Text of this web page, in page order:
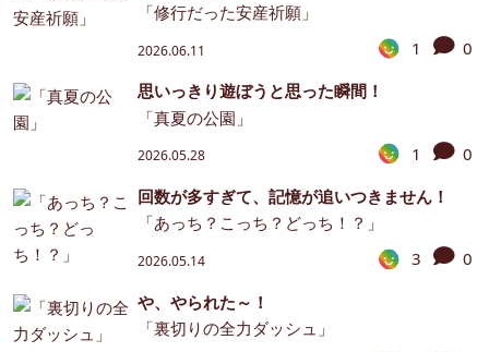
「修行だった安産祈願」
2026.06.11 1
0
思いっきり遊ぼうと思った瞬間！
「真夏の公園」
2026.05.28 1
0
回数が多すぎて、記憶が追いつきません！
「あっち？こっち？どっち！？」
2026.05.14 3
0
や、やられた～！
「裏切りの全力ダッシュ」